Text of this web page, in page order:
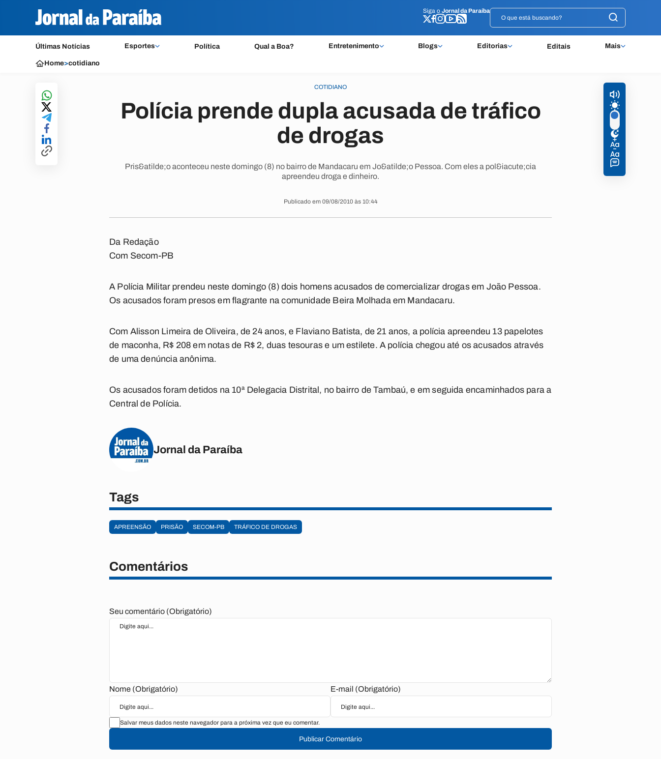
Siga o Jornal da Paraíba
Últimas Notícias Esportes Política Qual a Boa? Entretenimento Blogs Editorias Editais Mais
Siga o Jornal da Paraíba
Home>cotidiano
COTIDIANO
Polícia prende dupla acusada de tráfico
de drogas
Pris&atilde;o aconteceu neste domingo (8) no bairro de Mandacaru em Jo&atilde;o Pessoa. Com eles a pol&iacute;cia
apreendeu droga e dinheiro.
Publicado em 09/08/2010 às 10:44
Da Redação
Com Secom-PB
A Polícia Militar prendeu neste domingo (8) dois homens acusados de comercializar drogas em João Pessoa.
Os acusados foram presos em flagrante na comunidade Beira Molhada em Mandacaru.
Com Alisson Limeira de Oliveira, de 24 anos, e Flaviano Batista, de 21 anos, a polícia apreendeu 13 papelotes
de maconha, R$ 208 em notas de R$ 2, duas tesouras e um estilete. A polícia chegou até os acusados através
de uma denúncia anônima.
Os acusados foram detidos na 10ª Delegacia Distrital, no bairro de Tambaú, e em seguida encaminhados para a
Central de Polícia.
Jornal da Paraíba
Tags
APREENSÃO PRISÃO SECOM-PB TRÁFICO DE DROGAS
Comentários
Seu comentário (Obrigatório)
Nome (Obrigatório) E-mail (Obrigatório)
Salvar meus dados neste navegador para a próxima vez que eu comentar.
Publicar Comentário